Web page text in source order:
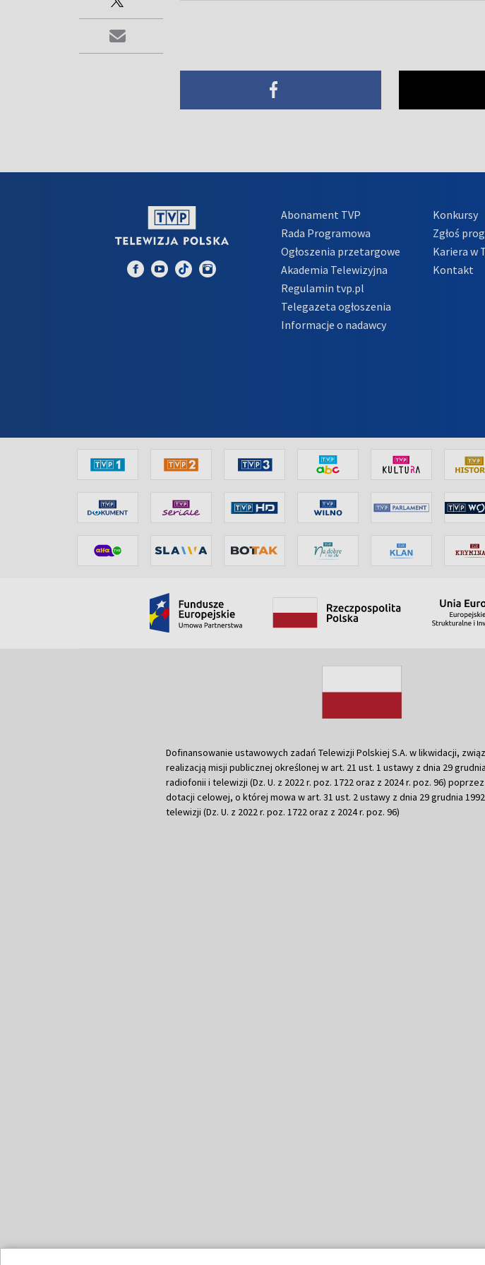
Abonament TVP
Rada Programowa
Ogłoszenia przetargowe
Akademia Telewizyjna
Regulamin tvp.pl
Telegazeta ogłoszenia
Informacje o nadawcy
Konkursy
Zgłoś
Kariera w
Kontakt
Dofinansowanie ustawowych zadań Telewizji Polskiej S.A. w likwidacji,
realizacją misji publicznej określonej w art. 21 ust. 1 ustawy z dnia 29
radiofonii i telewizji (Dz. U. z 2022 r. poz. 1722 oraz z 2024 r. poz. 96)
dotacji celowej, o której mowa w art. 31 ust. 2 ustawy z dnia 29 grudnia
telewizji (Dz. U. z 2022 r. poz. 1722 oraz z 2024 r. poz. 96)